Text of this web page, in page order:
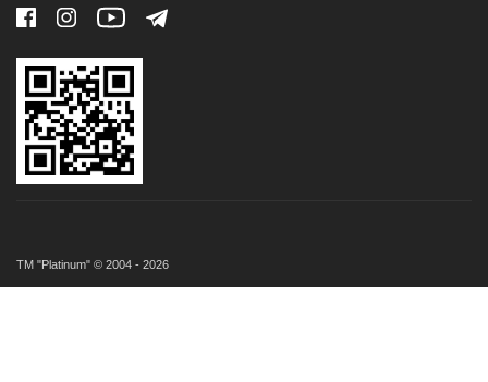
ТМ "Platinum" © 2004 - 2026